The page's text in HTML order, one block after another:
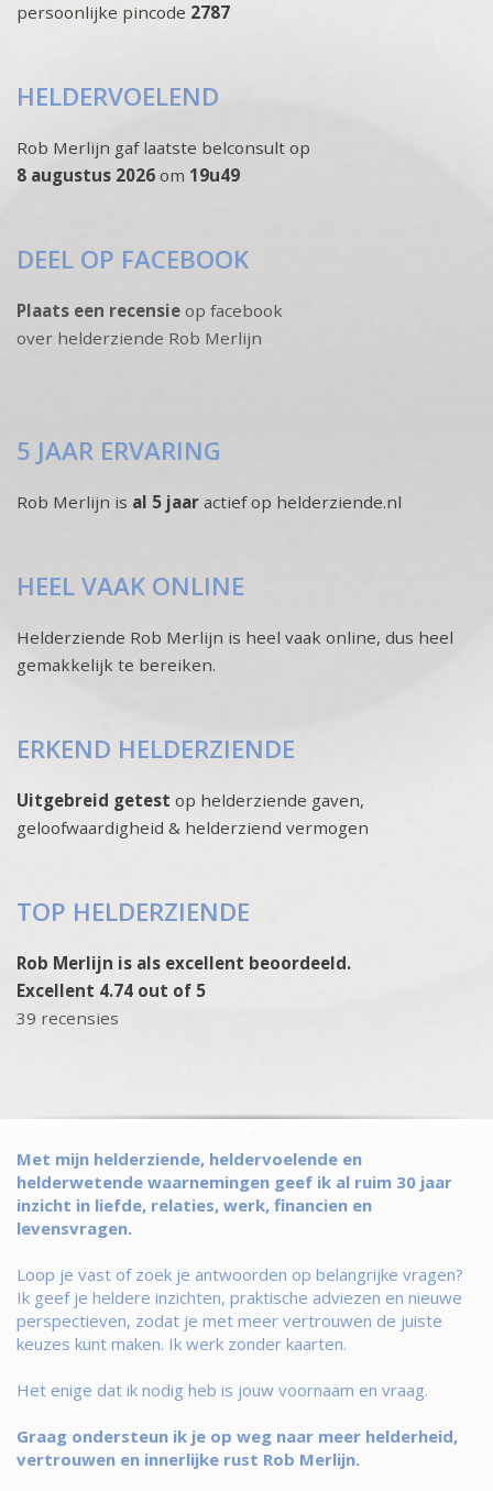
persoonlijke pincode 2787
HELDERVOELEND
Rob Merlijn gaf laatste belconsult op
8 augustus 2026 om 19u49
DEEL OP FACEBOOK
Plaats een recensie op facebook
over helderziende Rob Merlijn
5 JAAR ERVARING
Rob Merlijn is al 5 jaar actief op helderziende.nl
HEEL VAAK ONLINE
Helderziende Rob Merlijn is heel vaak online, dus heel
gemakkelijk te bereiken.
ERKEND HELDERZIENDE
Uitgebreid getest op helderziende gaven,
geloofwaardigheid & helderziend vermogen
TOP HELDERZIENDE
Rob Merlijn is als excellent beoordeeld.
Excellent 4.74 out of 5
39 recensies
Met mijn helderziende, heldervoelende en
helderwetende waarnemingen geef ik al ruim 30 jaar
inzicht in liefde, relaties, werk, financien en
levensvragen.
Loop je vast of zoek je antwoorden op belangrijke vragen?
Ik geef je heldere inzichten, praktische adviezen en nieuwe
perspectieven, zodat je met meer vertrouwen de juiste
keuzes kunt maken. Ik werk zonder kaarten.
Het enige dat ik nodig heb is jouw voornaam en vraag.
Graag ondersteun ik je op weg naar meer helderheid,
vertrouwen en innerlijke rust Rob Merlijn.